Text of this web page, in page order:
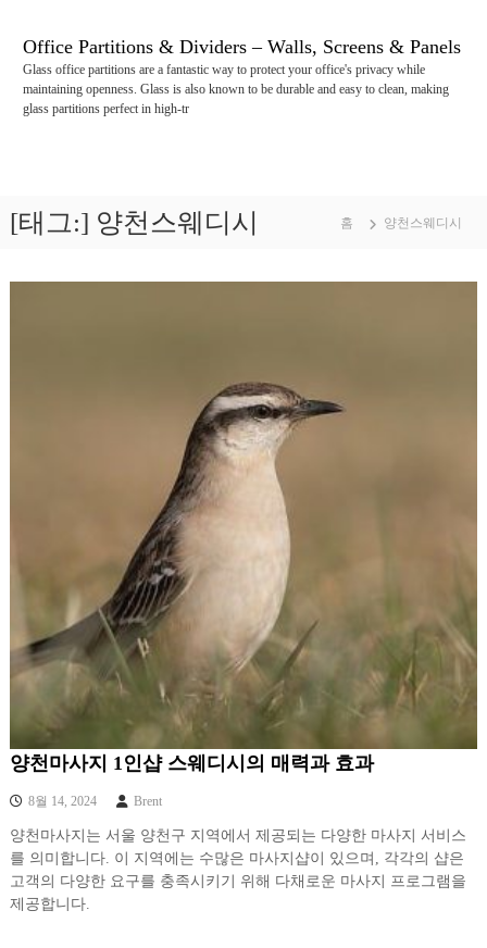
Office Partitions & Dividers – Walls, Screens & Panels
Glass office partitions are a fantastic way to protect your office's privacy while
maintaining openness. Glass is also known to be durable and easy to clean, making
glass partitions perfect in high-tr
[태그:] 양천스웨디시 홈 양천스웨디시
양천마사지 1인샵 스웨디시의 매력과 효과
8월 14, 2024 Brent
양천마사지는 서울 양천구 지역에서 제공되는 다양한 마사지 서비스
를 의미합니다. 이 지역에는 수많은 마사지샵이 있으며, 각각의 샵은
고객의 다양한 요구를 충족시키기 위해 다채로운 마사지 프로그램을
제공합니다.